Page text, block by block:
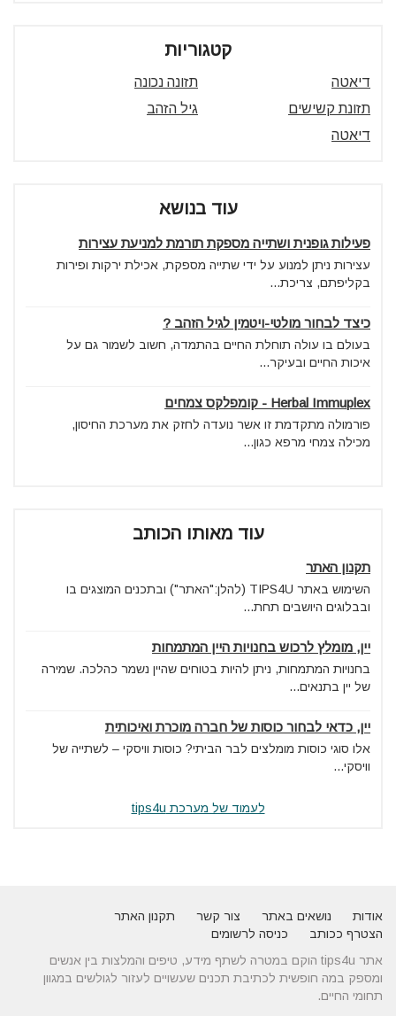
קטגוריות
דיאטה
תזונה נכונה
תזונת קשישים
גיל הזהב
דיאטה
עוד בנושא
פעילות גופנית ושתייה מספקת תורמת למניעת עצירות
עצירות ניתן למנוע על ידי שתייה מספקת, אכילת ירקות ופירות
בקליפתם, צריכת...
כיצד לבחור מולטי-ויטמין לגיל הזהב ?
בעולם בו עולה תוחלת החיים בהתמדה, חשוב לשמור גם על
איכות החיים ובעיקר...
Herbal Immuplex - קומפלקס צמחים
פורמולה מתקדמת זו אשר נועדה לחזק את מערכת החיסון,
מכילה צמחי מרפא כגון...
עוד מאותו הכותב
תקנון האתר
השימוש באתר TIPS4U (להלן:"האתר") ובתכנים המוצגים בו
ובבלוגים היושבים תחת...
יין, מומלץ לרכוש בחנויות היין המתמחות
בחנויות המתמחות, ניתן להיות בטוחים שהיין נשמר כהלכה. שמירה
של יין בתנאים...
יין, כדאי לבחור כוסות של חברה מוכרת ואיכותית
אלו סוגי כוסות מומלצים לבר הביתי? כוסות וויסקי – לשתייה של
וויסקי...
לעמוד של מערכת tips4u
אודות נושאים באתר צור קשר
תקנון האתר
הצטרף ככותב
כניסה לרשומים
אתר tips4u הוקם במטרה לשתף מידע, טיפים והמלצות בין אנשים
ומספק במה חופשית לכתיבת תכנים שעשויים לעזור לגולשים במגוון
תחומי החיים.